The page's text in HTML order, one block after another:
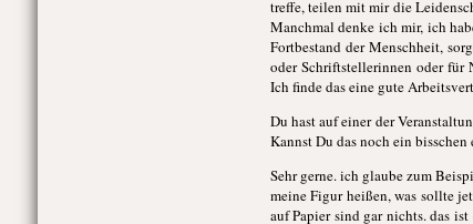
treffe, teilen mit mir die
Manchmal denke ich mir, ich
Fortbestand der Menschheit,
oder Schriftstellerinnen oder für
Ich finde das eine gute
Du hast auf einer der
Kannst Du das noch ein bisschen
Sehr gerne. ich glaube zum
meine Figur heißen, was sollte
auf Papier sind gar nichts. das